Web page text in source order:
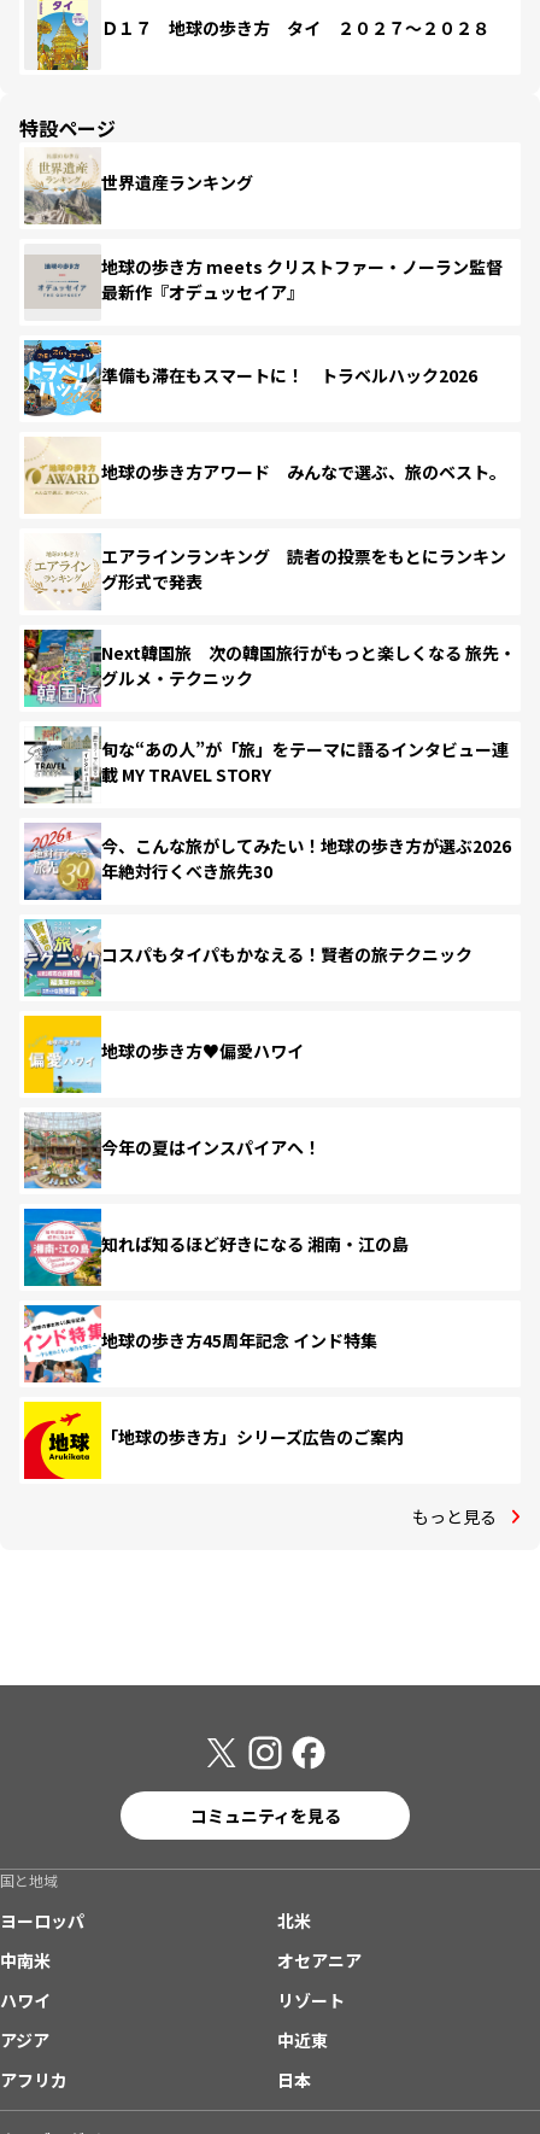
Ｄ１７ 地球の歩き方 タイ ２０２７～２０２８
特設ページ
世界遺産ランキング
地球の歩き方 meets クリストファー・ノーラン監督
最新作『オデュッセイア』
準備も滞在もスマートに！ トラベルハック2026
地球の歩き方アワード みんなで選ぶ、旅のベスト。
エアラインランキング 読者の投票をもとにランキン
グ形式で発表
Next韓国旅 次の韓国旅行がもっと楽しくなる 旅先・
グルメ・テクニック
旬な“あの人”が「旅」をテーマに語るインタビュー連
載 MY TRAVEL STORY
今、こんな旅がしてみたい！地球の歩き方が選ぶ2026
年絶対行くべき旅先30
コスパもタイパもかなえる！賢者の旅テクニック
地球の歩き方♥偏愛ハワイ
今年の夏はインスパイアへ！
知れば知るほど好きになる 湘南・江の島
地球の歩き方45周年記念 インド特集
「地球の歩き方」シリーズ広告のご案内
もっと見る
コミュニティを見る
国と地域
ヨーロッパ
北米
中南米
オセアニア
ハワイ
リゾート
アジア
中近東
アフリカ
日本